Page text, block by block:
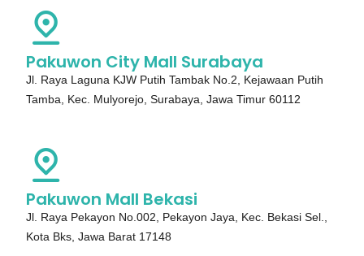
Pakuwon City Mall Surabaya
Jl. Raya Laguna KJW Putih Tambak No.2, Kejawaan Putih
Tamba, Kec. Mulyorejo, Surabaya, Jawa Timur 60112
Pakuwon Mall Bekasi
Jl. Raya Pekayon No.002, Pekayon Jaya, Kec. Bekasi Sel.,
Kota Bks, Jawa Barat 17148